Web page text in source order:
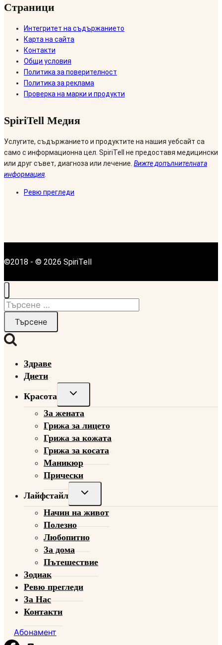
Страници
Интегритет на съдържанието
Карта на сайта
Контакти
Общи условия
Политика за поверителност
Политика за реклама
Проверка на марки и продукти
SpiriTell Медия
Услугите, съдържанието и продуктите на нашия уебсайт са
само с информационна цел. SpiriTell не предоставя медицински
или друг съвет, диагноза или лечение. Вижте допълнителната
информация
Ревю прегледи
©2018 - © 2026 SpiriTell
Търсене
Здраве
Диети
Красота
Toggle
menu
За жената
Грижа за лицето
Грижа за кожата
Грижа за косата
Маникюр
Прически
Лайфстайл
Toggle
menu
Начин на живот
Полезно
Любопитно
За дома
Пътешествие
Зодиак
Ревю прегледи
За Нас
Контакти
Абонамент